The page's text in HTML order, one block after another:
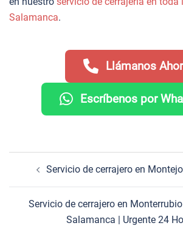
Salamanca.
Llámanos
Escríbenos por
Servicio de cerrajero en
Servicio de cerrajero en
Salamanca | Urgente 24